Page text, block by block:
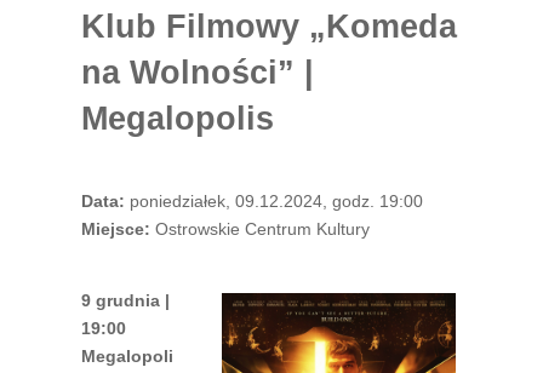
Klub Filmowy „Komeda
na Wolności” |
Megalopolis
Data: poniedziałek, 09.12.2024, godz. 19:00
Miejsce: Ostrowskie Centrum Kultury
9 grudnia |
19:00
Megalopoli